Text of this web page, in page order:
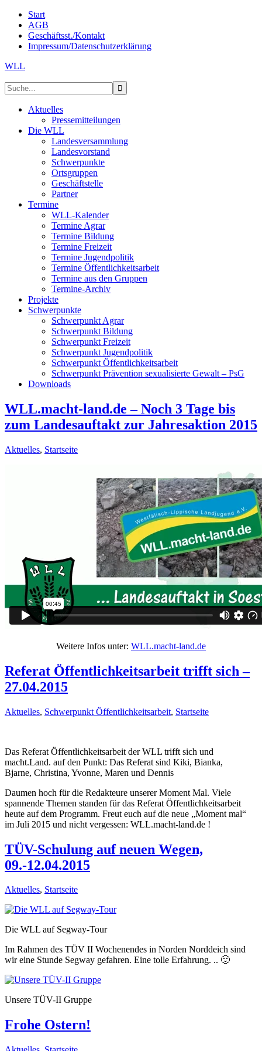
Start
AGB
Geschäftsst./Kontakt
Impressum/Datenschutzerklärung
WLL
Aktuelles
Pressemitteilungen
Die WLL
Landesversammlung
Landesvorstand
Schwerpunkte
Ortsgruppen
Geschäftstelle
Partner
Termine
WLL-Kalender
Termine Agrar
Termine Bildung
Termine Freizeit
Termine Jugendpolitik
Termine Öffentlichkeitsarbeit
Termine aus den Gruppen
Termine-Archiv
Projekte
Schwerpunkte
Schwerpunkt Agrar
Schwerpunkt Bildung
Schwerpunkt Freizeit
Schwerpunkt Jugendpolitik
Schwerpunkt Öffentlichkeitsarbeit
Schwerpunkt Prävention sexualisierte Gewalt – PsG
Downloads
WLL.macht-land.de – Noch 3 Tage bis
zum Landesauftakt zur Jahresaktion 2015
Aktuelles, Startseite
Weitere Infos unter: WLL.macht-land.de
Referat Öffentlichkeitsarbeit trifft sich –
27.04.2015
Aktuelles, Schwerpunkt Öffentlichkeitsarbeit, Startseite
Das Referat Öffentlichkeitsarbeit der WLL trifft sich und
macht.Land. auf den Punkt: Das Referat sind Kiki, Bianka,
Bjarne, Christina, Yvonne, Maren und Dennis
Daumen hoch für die Redakteure unserer Moment Mal. Viele
spannende Themen standen für das Referat Öffentlichkeitsarbeit
heute auf dem Programm. Freut euch auf die neue „Moment mal“
im Juli 2015 und nicht vergessen: WLL.macht-land.de !
TÜV-Schulung auf neuen Wegen,
09.-12.04.2015
Aktuelles, Startseite
Die WLL auf Segway-Tour
Im Rahmen des TÜV II Wochenendes in Norden Norddeich sind
wir eine Stunde Segway gefahren. Eine tolle Erfahrung. .. 🙂
Unsere TÜV-II Gruppe
Frohe Ostern!